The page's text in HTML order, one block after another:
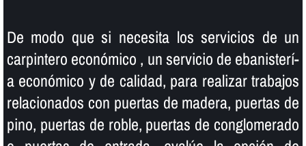
De modo que si necesita los servicios de un
carpintero económico , un servicio de ebanisterí­
a económico y de calidad, para realizar trabajos
relacionados con puertas de madera, puertas de
pino, puertas de roble, puertas de conglomerado